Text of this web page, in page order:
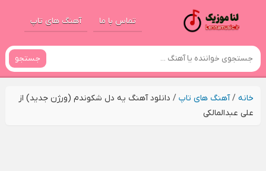
تماس با ما آهنگ های تاپ
جستجو
خانه/آهنگ های تاپ/ دانلود آهنگ یه دل شکوندم (ورژن جدید) از
علی عبدالمالکی